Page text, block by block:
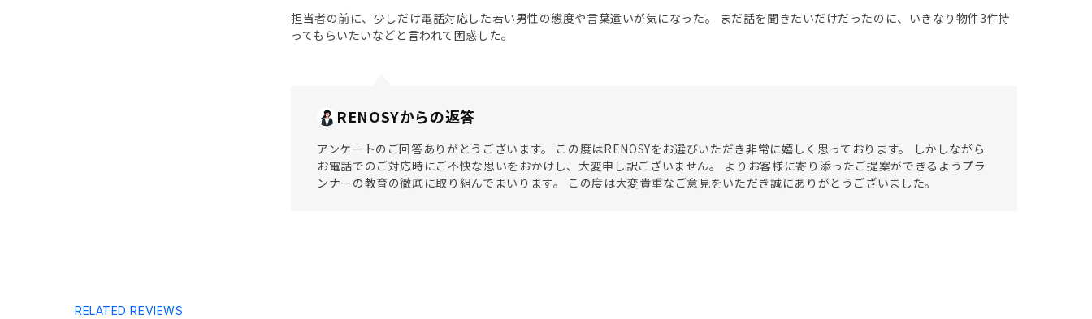
担当者の前に、少しだけ電話対応した若い男性の態度や言葉遣いが気になった。 まだ話を聞きたいだけだったのに、いきなり物件3件持
ってもらいたいなどと言われて困惑した。
RENOSYからの返答
アンケートのご回答ありがとうございます。 この度はRENOSYをお選びいただき非常に嬉しく思っております。 しかしながら
お電話でのご対応時にご不快な思いをおかけし、大変申し訳ございません。 よりお客様に寄り添ったご提案ができるようプラ
ンナーの教育の徹底に取り組んでまいります。 この度は大変貴重なご意見をいただき誠にありがとうございました。
RELATED REVIEWS